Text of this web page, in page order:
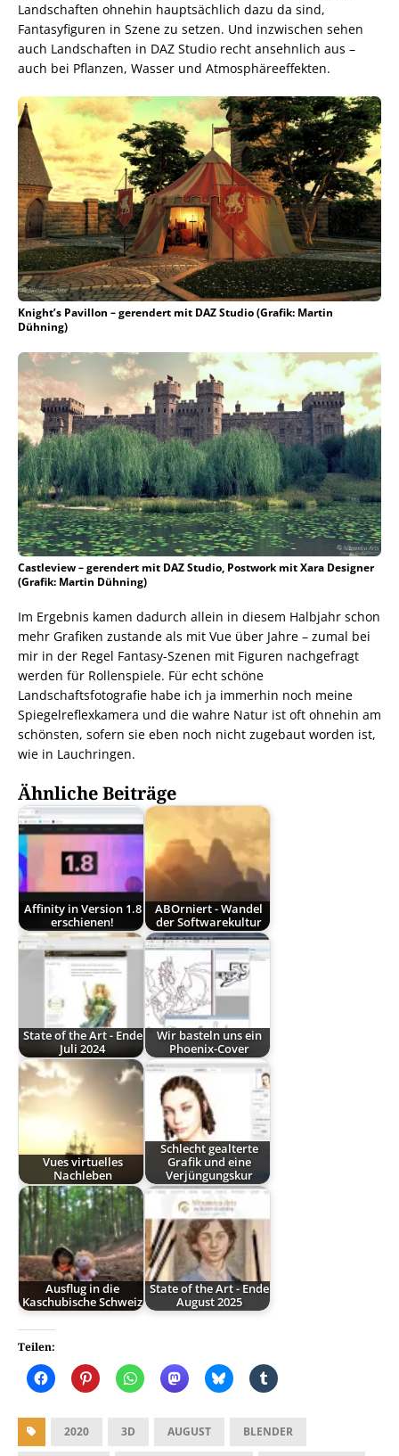
Landschaften ohnehin hauptsächlich dazu da sind,
Fantasyfiguren in Szene zu setzen. Und inzwischen sehen
auch Landschaften in DAZ Studio recht ansehnlich aus –
auch bei Pflanzen, Wasser und Atmosphäreeffekten.
Knight’s Pavillon – gerendert mit DAZ Studio (Grafik: Martin
Dühning)
Castleview – gerendert mit DAZ Studio, Postwork mit Xara Designer
(Grafik: Martin Dühning)
Im Ergebnis kamen dadurch allein in diesem Halbjahr schon
mehr Grafiken zustande als mit Vue über Jahre – zumal bei
mir in der Regel Fantasy-Szenen mit Figuren nachgefragt
werden für Rollenspiele. Für echt schöne
Landschaftsfotografie habe ich ja immerhin noch meine
Spiegelreflexkamera und die wahre Natur ist oft ohnehin am
schönsten, sofern sie eben noch nicht zugebaut worden ist,
wie in Lauchringen.
Ähnliche Beiträge
Affinity in Version 1.8
erschienen!
ABOrniert - Wandel
der Softwarekultur
State of the Art - Ende
Juli 2024
Wir basteln uns ein
Phoenix-Cover
Vues virtuelles
Nachleben
Schlecht gealterte
Grafik und eine
Verjüngungskur
Ausflug in die
Kaschubische Schweiz
State of the Art - Ende
August 2025
Teilen:
2020 3D AUGUST BLENDER